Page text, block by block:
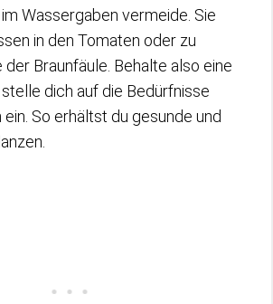
Wassergaben vermeide. Sie
in den Tomaten oder zu
der Braunfäule. Behalte also eine
dich auf die Bedürfnisse
So erhältst du gesunde und